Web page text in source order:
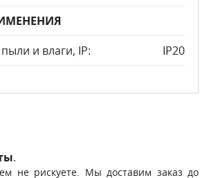
и влаги, IP:
IP20
.
не рискуете. Мы доставим заказ до